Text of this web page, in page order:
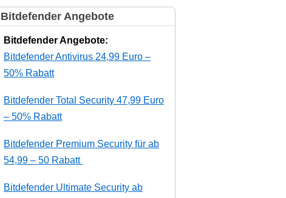
Bitdefender Angebote
Bitdefender Angebote:
Bitdefender Antivirus 24,99 Euro –
50% Rabatt
Bitdefender Total Security 47,99 Euro
– 50% Rabatt
Bitdefender Premium Security für ab
54,99 – 50 Rabatt
Bitdefender Ultimate Security ab